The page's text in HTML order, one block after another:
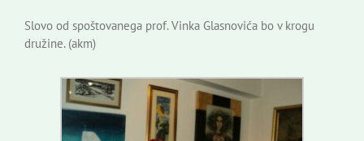
Slovo od spoštovanega prof. Vinka Glasnovića bo v krogu
družine. (akm)